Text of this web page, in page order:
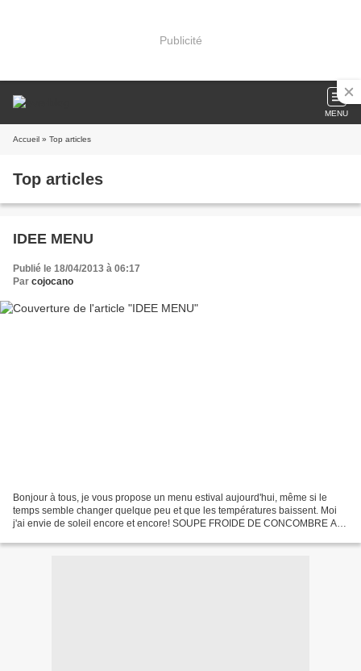
Publicité
MENU
Accueil » Top articles
Top articles
IDEE MENU
Publié le 18/04/2013 à 06:17
Par cojocano
Bonjour à tous, je vous propose un menu estival aujourd'hui, même si le
temps semble changer quelque peu et que les températures baissent. Moi
j'ai envie de soleil encore et encore! SOUPE FROIDE DE CONCOMBRE AU